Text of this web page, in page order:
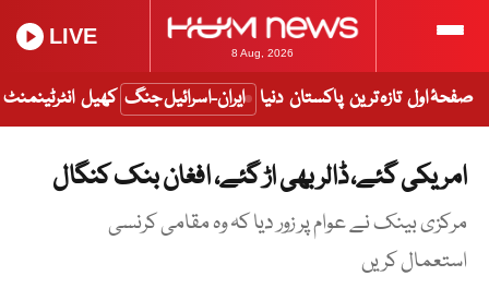
8 Aug, 2026
LIVE
صفحۂ اول تازہ ترین پاکستان دنیا ایران-اسرائیل جنگ کھیل انٹرٹینمنٹ
امریکی گئے، ڈالر بھی اڑ گئے، افغان بنک کنگال
مرکزی بینک نے عوام پر زور دیا کہ وہ مقامی کرنسی
استعمال کریں